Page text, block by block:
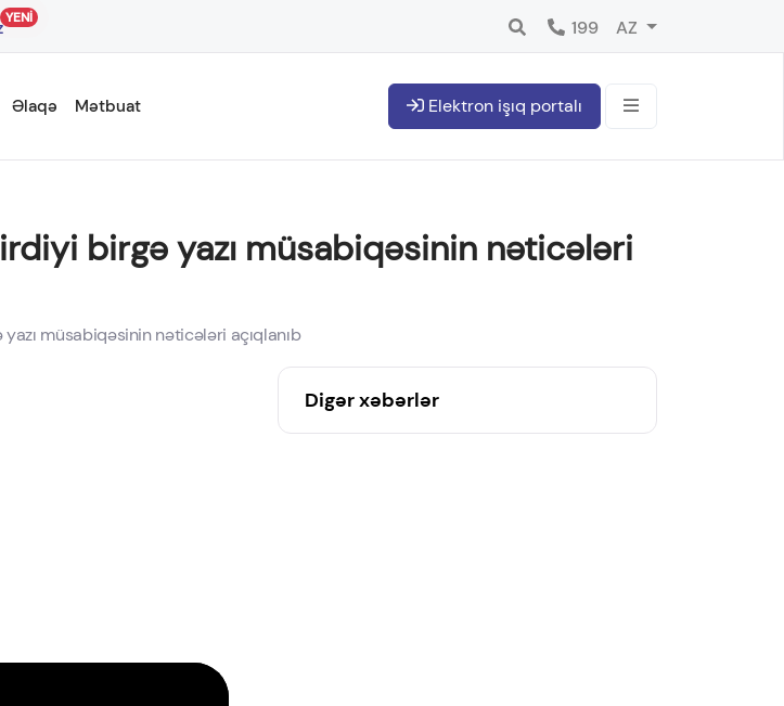
YENİ 199 AZ
Əlaqə Mətbuat Elektron işıq portalı
birgə yazı müsabiqəsinin nəticələri
müsabiqəsinin nəticələri açıqlanıb
Digər xəbərlər